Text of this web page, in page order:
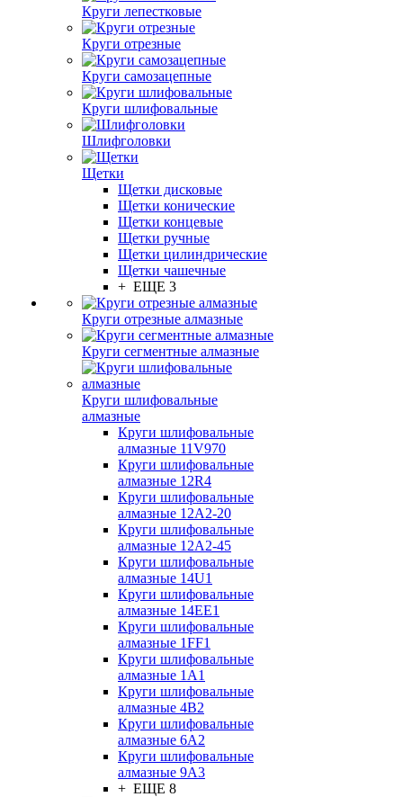
Круги лепестковые
Круги отрезные
Круги самозацепные
Круги шлифовальные
Шлифголовки
Щетки
Щетки дисковые
Щетки конические
Щетки концевые
Щетки ручные
Щетки цилиндрические
Щетки чашечные
+ ЕЩЕ 3
Круги отрезные алмазные
Круги сегментные алмазные
Круги шлифовальные
алмазные
Круги шлифовальные
алмазные 11V970
Круги шлифовальные
алмазные 12R4
Круги шлифовальные
алмазные 12А2-20
Круги шлифовальные
алмазные 12А2-45
Круги шлифовальные
алмазные 14U1
Круги шлифовальные
алмазные 14ЕЕ1
Круги шлифовальные
алмазные 1FF1
Круги шлифовальные
алмазные 1А1
Круги шлифовальные
алмазные 4В2
Круги шлифовальные
алмазные 6A2
Круги шлифовальные
алмазные 9А3
+ ЕЩЕ 8